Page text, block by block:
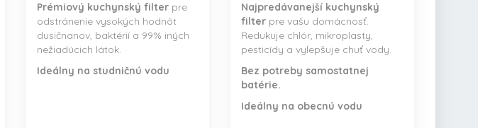
Prémiový kuchynský filterpre
odstránenie vysokých hodnôt
dusičnanov, baktérií a 99% iných
nežiadúcich látok.
Ideálny na studničnú vodu
Najpredávanejší kuchynský
filter pre vašu domácnosť.
Redukuje chlór, mikroplasty,
pesticídy a vylepšuje chuť vody.
Bez potreby samostatnej
batérie.
Ideálny na obecnú vodu